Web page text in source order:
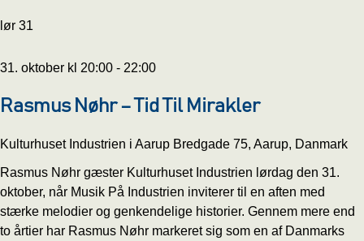
lør 31
31. oktober kl 20:00 - 22:00
Rasmus Nøhr – Tid Til Mirakler
Kulturhuset Industrien i Aarup Bredgade 75, Aarup, Danmark
Rasmus Nøhr gæster Kulturhuset Industrien lørdag den 31.
oktober, når Musik På Industrien inviterer til en aften med
stærke melodier og genkendelige historier. Gennem mere end
to årtier har Rasmus Nøhr markeret sig som en af Danmarks